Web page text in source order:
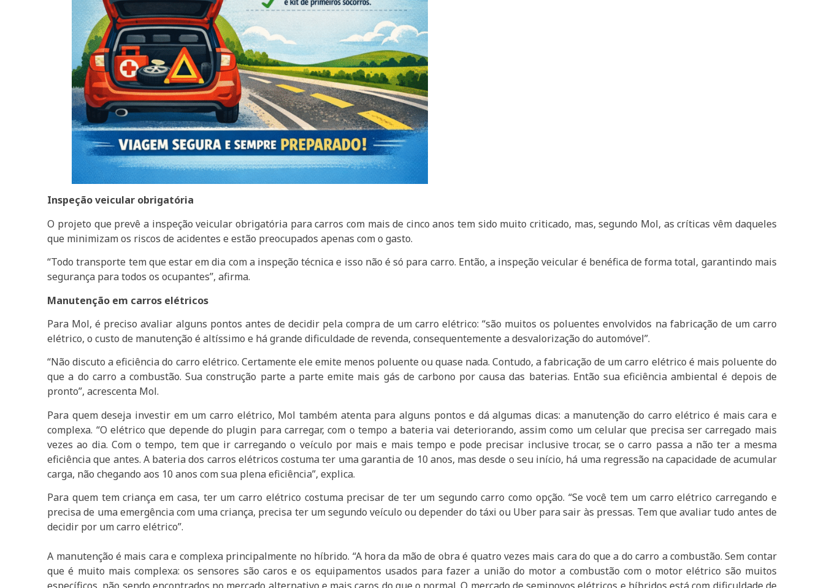
Inspeção veicular obrigatória
O projeto que prevê a inspeção veicular obrigatória para carros com mais de cinco anos tem sido muito criticado, mas, segundo Mol, as críticas vêm daqueles
que minimizam os riscos de acidentes e estão preocupados apenas com o gasto.
“Todo transporte tem que estar em dia com a inspeção técnica e isso não é só para carro. Então, a inspeção veicular é benéfica de forma total, garantindo mais
segurança para todos os ocupantes’’, afirma.
Manutenção em carros elétricos
Para Mol, é preciso avaliar alguns pontos antes de decidir pela compra de um carro elétrico: “são muitos os poluentes envolvidos na fabricação de um carro
elétrico, o custo de manutenção é altíssimo e há grande dificuldade de revenda, consequentemente a desvalorização do automóvel”.
“Não discuto a eficiência do carro elétrico. Certamente ele emite menos poluente ou quase nada. Contudo, a fabricação de um carro elétrico é mais poluente do
que a do carro a combustão. Sua construção parte a parte emite mais gás de carbono por causa das baterias. Então sua eficiência ambiental é depois de
pronto”, acrescenta Mol.
Para quem deseja investir em um carro elétrico, Mol também atenta para alguns pontos e dá algumas dicas: a manutenção do carro elétrico é mais cara e
complexa. “O elétrico que depende do plugin para carregar, com o tempo a bateria vai deteriorando, assim como um celular que precisa ser carregado mais
vezes ao dia. Com o tempo, tem que ir carregando o veículo por mais e mais tempo e pode precisar inclusive trocar, se o carro passa a não ter a mesma
eficiência que antes. A bateria dos carros elétricos costuma ter uma garantia de 10 anos, mas desde o seu início, há uma regressão na capacidade de acumular
carga, não chegando aos 10 anos com sua plena eficiência”, explica.
Para quem tem criança em casa, ter um carro elétrico costuma precisar de ter um segundo carro como opção. “Se você tem um carro elétrico carregando e
precisa de uma emergência com uma criança, precisa ter um segundo veículo ou depender do táxi ou Uber para sair às pressas. Tem que avaliar tudo antes de
decidir por um carro elétrico”.
A manutenção é mais cara e complexa principalmente no híbrido. “A hora da mão de obra é quatro vezes mais cara do que a do carro a combustão. Sem contar
que é muito mais complexa: os sensores são caros e os equipamentos usados para fazer a união do motor a combustão com o motor elétrico são muitos